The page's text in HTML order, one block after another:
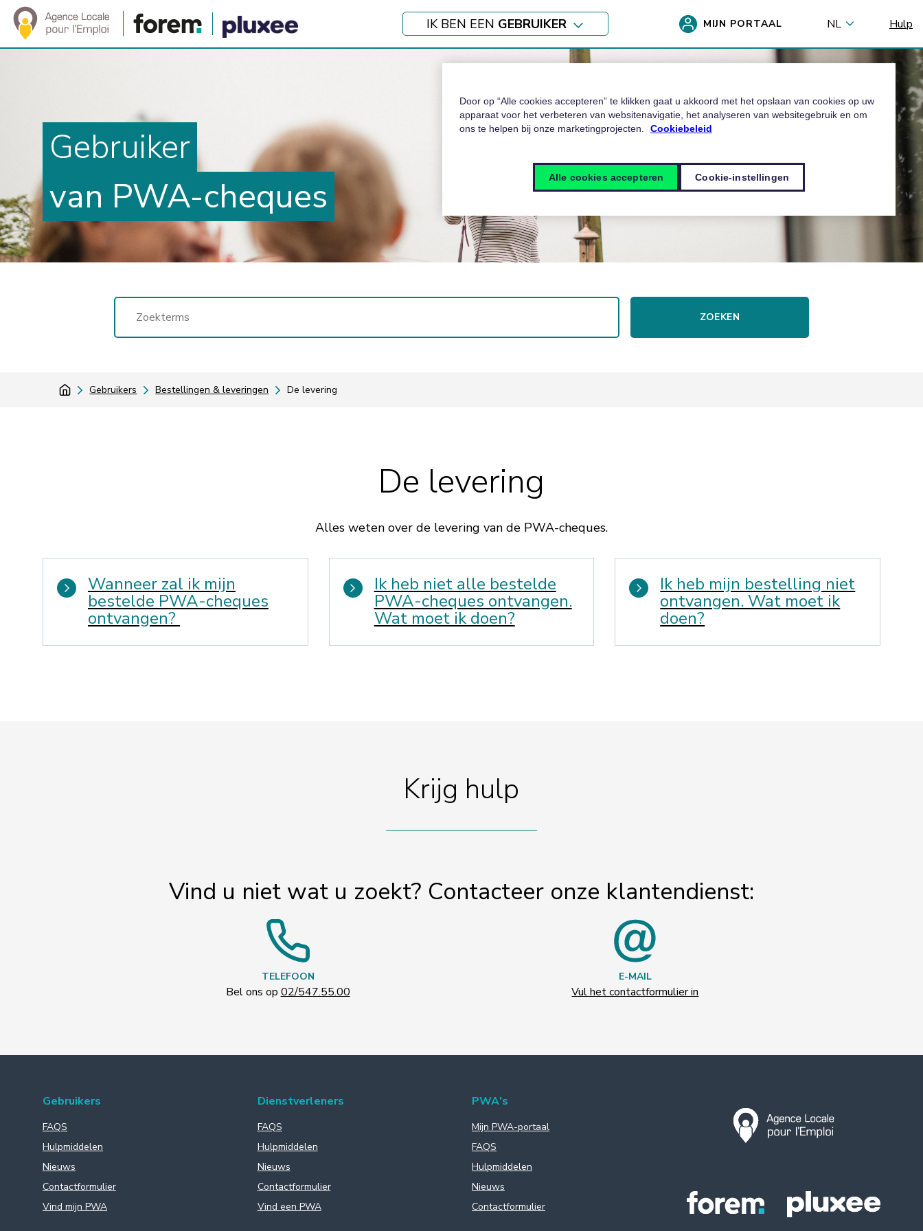
IK BEN EEN GEBRUIKER MIJN PORTAAL NL Hulp
Gebruiker
van PWA-cheques
ZOEKEN
Gebruikers Bestellingen & leveringen De levering
De levering
Alles weten over de levering van de PWA-cheques.
Wanneer zal ik mijn
bestelde PWA-cheques
ontvangen?
Ik heb niet alle bestelde
PWA-cheques ontvangen.
Wat moet ik doen?
Ik heb mijn bestelling niet
ontvangen. Wat moet ik
doen?
Krijg hulp
Vind u niet wat u zoekt? Contacteer onze klantendienst:
TELEFOON
Bel ons op 02/547.55.00
E-MAIL
Vul het contactformulier in
Gebruikers
FAQS
Hulpmiddelen
Nieuws
Contactformulier
Vind mijn PWA
Dienstverleners
FAQS
Hulpmiddelen
Nieuws
Contactformulier
Vind een PWA
PWA's
Mijn PWA-portaal
FAQS
Hulpmiddelen
Nieuws
Contactformulier
Door op “Alle cookies accepteren” te klikken gaat u akkoord met het opslaan van cookies op uw
apparaat voor het verbeteren van websitenavigatie, het analyseren van websitegebruik en om
ons te helpen bij onze marketingprojecten.
Cookiebeleid
Cookie-instellingen
Alle cookies accepteren